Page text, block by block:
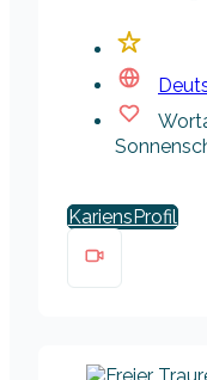
Kariens